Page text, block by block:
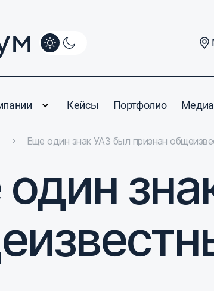
Кейсы Портфолио
Еще один знак УАЗ был признан